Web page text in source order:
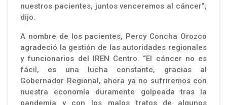
nuestros pacientes, juntos venceremos al cáncer”,
dijo.
A nombre de los pacientes, Percy Concha Orozco
agradeció la gestión de las autoridades regionales
y funcionarios del IREN Centro. “El cáncer no es
fácil, es una lucha constante, gracias al
Gobernador Regional, ahora ya no sufriremos con
nuestra economía duramente golpeada tras la
pandemia y con los malos tratos de algunos